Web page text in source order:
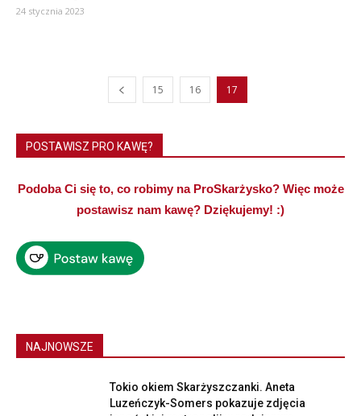
24 stycznia 2023
15 16 17
POSTAWISZ PRO KAWĘ?
Podoba Ci się to, co robimy na ProSkarżysko? Więc może
postawisz nam kawę? Dziękujemy! :)
NAJNOWSZE
Tokio okiem Skarżyszczanki. Aneta
Luzeńczyk-Somers pokazuje zdjęcia